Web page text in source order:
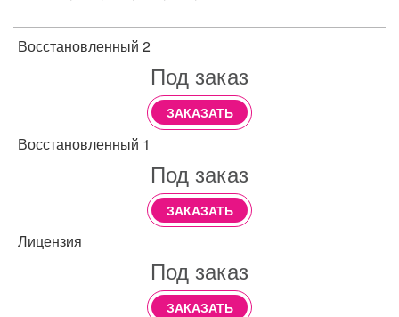
Восстановленный 2
Под заказ
ЗАКАЗАТЬ
Восстановленный 1
Под заказ
ЗАКАЗАТЬ
Лицензия
Под заказ
ЗАКАЗАТЬ